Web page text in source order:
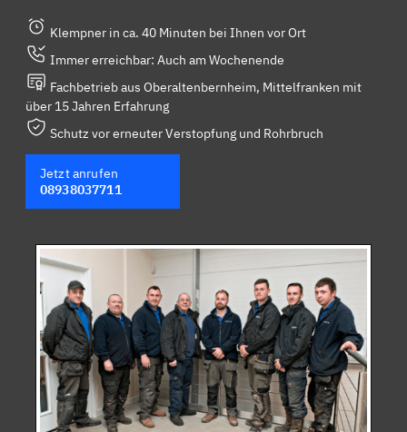
Klempner in ca. 40 Minuten bei Ihnen vor Ort
Immer erreichbar: Auch am Wochenende
Fachbetrieb aus Oberaltenbernheim, Mittelfranken mit
über 15 Jahren Erfahrung
Schutz vor erneuter Verstopfung und Rohrbruch
Jetzt anrufen
08938037711